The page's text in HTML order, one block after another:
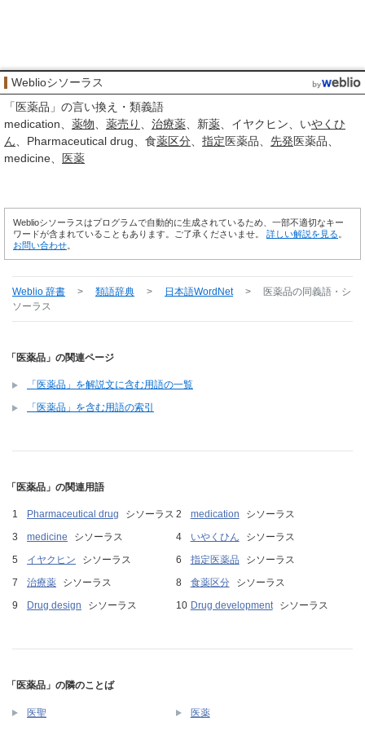
Weblioシソーラス
「 医薬品 」の言い換え・類義語
medication
薬物 薬売り 治療薬 新薬 イヤクヒン いやくひ
ん
Pharmaceutical drug 食薬区分 指定医薬品 先発医薬品
medicine
医薬
Weblioシソーラスはプログラムで自動的に生成されているため、一部不適切なキー
ワードが含まれていることもあります。ご了承くださいませ。 詳しい解説を見る。
お問い合わせ。
Weblio 辞書 > 類語辞典 > 日本語WordNet > 医薬品の同義語・シ
ソーラス
「医薬品」の関連ページ
「医薬品」を解説文に含む用語の一覧
「医薬品」を含む用語の索引
「医薬品」の関連用語
Pharmaceutical drug シソーラス medication
シソーラス
medicine
シソーラス いやくひん
シソーラス
イヤクヒン
シソーラス 指定医薬品
シソーラス
治療薬
シソーラス 食薬区分
シソーラス
Drug design
シソーラス Drug development シソーラス
「医薬品」の隣のことば
医聖 医薬